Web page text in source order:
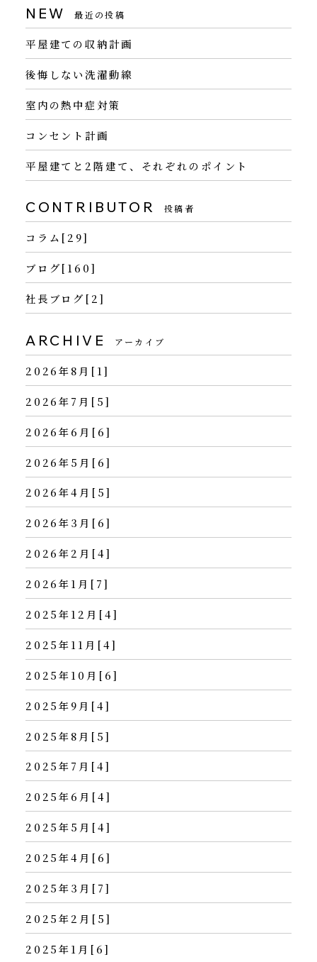
NEW 最近の投稿
平屋建ての収納計画
後悔しない洗濯動線
室内の熱中症対策
コンセント計画
平屋建てと2階建て、それぞれのポイント
CONTRIBUTOR 投稿者
コラム[29]
ブログ[160]
社長ブログ[2]
ARCHIVE アーカイブ
2026年8月[1]
2026年7月[5]
2026年6月[6]
2026年5月[6]
2026年4月[5]
2026年3月[6]
2026年2月[4]
2026年1月[7]
2025年12月[4]
2025年11月[4]
2025年10月[6]
2025年9月[4]
2025年8月[5]
2025年7月[4]
2025年6月[4]
2025年5月[4]
2025年4月[6]
2025年3月[7]
2025年2月[5]
2025年1月[6]